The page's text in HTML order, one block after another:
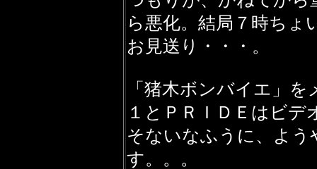
ら悪化。結局７時ちょ
お見送り・・・。
「猪木ボンバイエ」
１とＰＲＩＤＥはビデ
そないなふうに、よ
す。。。